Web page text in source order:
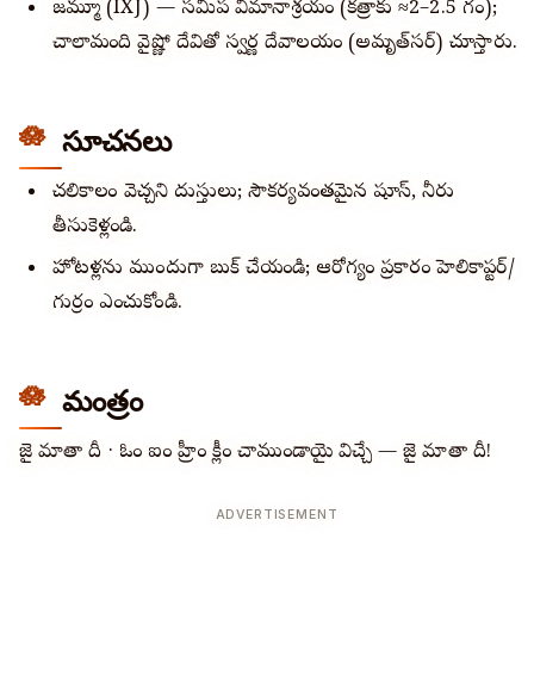
జమ్మూ (IXJ) — సమీప విమానాశ్రయం (కత్రాకు ≈2–2.5 గం);
చాలామంది వైష్ణో దేవితో స్వర్ణ దేవాలయం (అమృత్‌సర్) చూస్తారు.
సూచనలు
చలికాలంలో వెచ్చని దుస్తులు; సౌకర్యవంతమైన షూస్, నీరు
తీసుకెళ్లండి.
హోటళ్లను ముందుగా బుక్ చేయండి; ఆరోగ్యం ప్రకారం హెలికాప్టర్/
గుర్రం ఎంచుకోండి.
మంత్రం
జై మాతా దీ · ఓం ఐం హ్రీం క్లీం చాముండాయై విచ్చే — జై మాతా దీ!
ADVERTISEMENT